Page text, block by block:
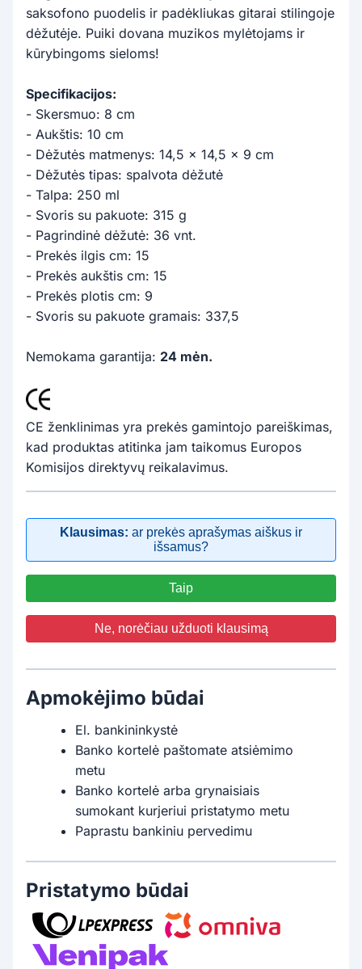
saksofono puodelis ir padėkliukas gitarai stilingoje
dėžutėje. Puiki dovana muzikos mylėtojams ir
kūrybingoms sieloms!
Specifikacijos:
- Skersmuo: 8 cm
- Aukštis: 10 cm
- Dėžutės matmenys: 14,5 x 14,5 x 9 cm
- Dėžutės tipas: spalvota dėžutė
- Talpa: 250 ml
- Svoris su pakuote: 315 g
- Pagrindinė dėžutė: 36 vnt.
- Prekės ilgis cm: 15
- Prekės aukštis cm: 15
- Prekės plotis cm: 9
- Svoris su pakuote gramais: 337,5
Nemokama garantija: 24 mėn.
CE ženklinimas yra prekės gamintojo pareiškimas,
kad produktas atitinka jam taikomus Europos
Komisijos direktyvų reikalavimus.
Klausimas: ar prekės aprašymas aiškus ir
išsamus?
Taip
Ne, norėčiau užduoti klausimą
Apmokėjimo būdai
El. bankininkystė
Banko kortelė paštomate atsiėmimo
metu
Banko kortelė arba grynaisiais
sumokant kurjeriui pristatymo metu
Paprastu bankiniu pervedimu
Pristatymo būdai